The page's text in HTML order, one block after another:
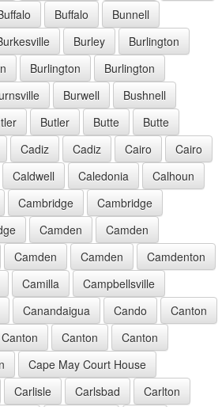
Buffalo
Bunnell
Burley
Burlington
Burlington
Burlington
Burwell
Bushnell
Butler Butte
Butte
Cadiz Cadiz Cairo
Cairo
Caldwell Caledonia
Calhoun
Cambridge
Cambridge
Camden
Camden
Camden Camden
Camdenton
Camilla
Campbellsville
Canandaigua Cando
Canton
Canton Canton
Canton
Cape May Court House
Carlisle Carlsbad Carlton